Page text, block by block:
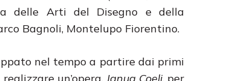
delle Arti del Disegno e della
Bagnoli, Montelupo Fiorentino.
nel tempo a partire dai primi
un’opera, Janua Coeli, per